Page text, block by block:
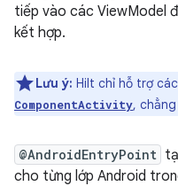
tiếp vào các ViewModel
kết hợp.
Lưu ý: Hilt chỉ hỗ trợ
ComponentActivity,
@AndroidEntryPoint
cho từng lớp Android